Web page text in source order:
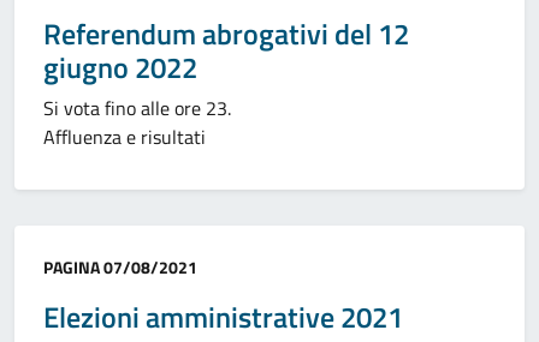
Referendum abrogativi del 12
giugno 2022
Si vota fino alle ore 23.
Affluenza e risultati
Categoria:
PAGINA07/08/2021
Elezioni amministrative 2021